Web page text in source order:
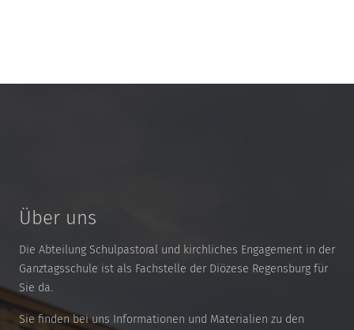
Über uns
Die Abteilung Schulpastoral und kirchliches Engagement in der
Ganztagsschule ist als Fachstelle der Diözese Regensburg für
Sie da.
Sie finden bei uns Informationen und Materialien zu den